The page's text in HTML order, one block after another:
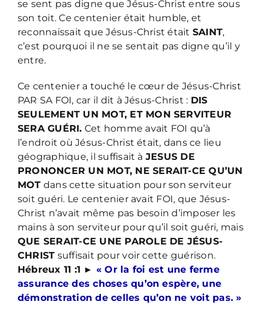
se sent pas digne que Jésus-Christ entre sous
son toit. Ce centenier était humble, et
reconnaissait que Jésus-Christ était SAINT,
c’est pourquoi il ne se sentait pas digne qu’il y
entre.
Ce centenier a touché le cœur de Jésus-Christ
PAR SA FOI, car il dit à Jésus-Christ : DIS
SEULEMENT UN MOT, ET MON SERVITEUR
SERA GUÉRI. Cet homme avait FOI qu’à
l’endroit où Jésus-Christ était, dans ce lieu
géographique, il suffisait à JESUS DE
PRONONCER UN MOT, NE SERAIT-CE QU’UN
MOT dans cette situation pour son serviteur
soit guéri. Le centenier avait FOI, que Jésus-
Christ n’avait même pas besoin d’imposer les
mains à son serviteur pour qu’il soit guéri, mais
QUE SERAIT-CE UNE PAROLE DE JÉSUS-
CHRIST suffisait pour voir cette guérison.
Hébreux 11 :1 ► « Or la foi est une ferme
assurance des choses qu’on espère, une
démonstration de celles qu’on ne voit pas. »